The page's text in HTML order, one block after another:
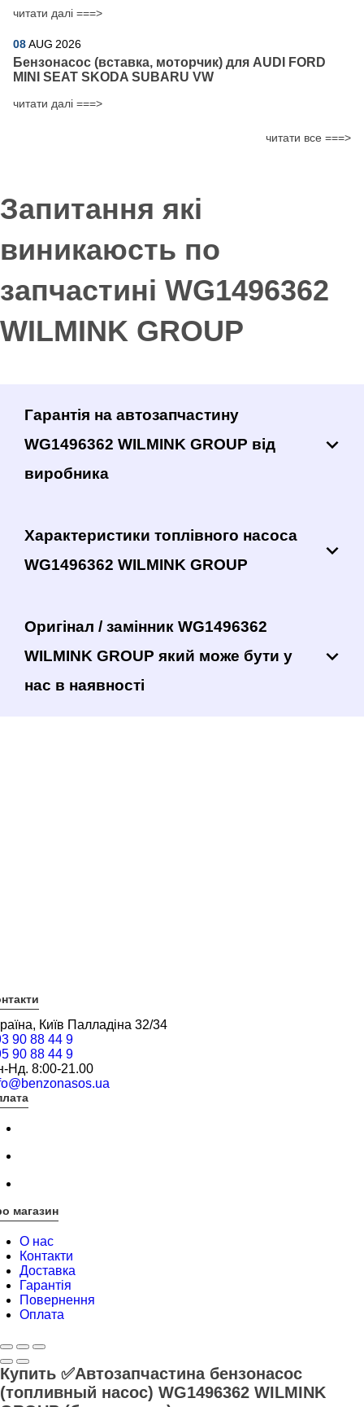
читати далі ===>
08AUG 2026
Бензонасос (вставка, моторчик) для AUDI FORD
MINI SEAT SKODA SUBARU VW
читати далі ===>
читати все ===>
Запитання які
виникаюсть по
запчастині WG1496362
WILMINK GROUP
Гарантія на автозапчастину
WG1496362 WILMINK GROUP від
виробника
Характеристики топлівного насоса
WG1496362 WILMINK GROUP
Оригінал / замінник WG1496362
WILMINK GROUP який може бути у
нас в наявності
Київ Палладіна 32/34
90 88 44 9
90 88 44 9
Нд. 8:00-21.00
магазин
О нас
Контакти
Доставка
Гарантія
Повернення
Оплата
Купить ✅Автозапчастина бензонасос
(топливный насос) WG1496362 WILMINK